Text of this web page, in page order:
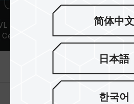
内存模块的标示频率为最高
请确认您的主板与处理器支
（XMP 2.0），否则内存可
十铨科技的内存模块皆在正
证，若有处理器或主板故障
主板相关售后服务。
Compatibility
Certification
Lifetime
产品介绍
简体中文
日本語
한국어